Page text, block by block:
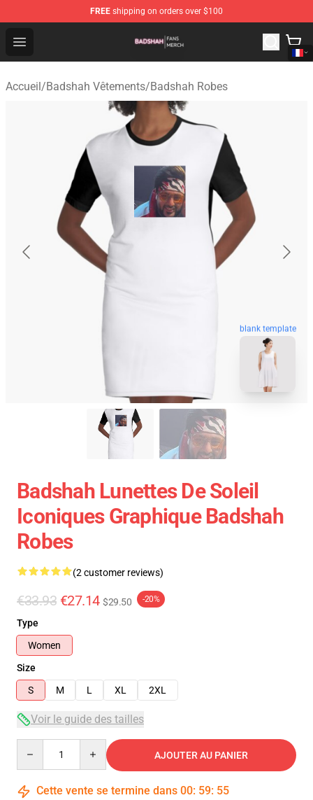
FREE shipping on orders over $100
Open menu
Badshah Shop - Official Badshah Merchandise Store
Accueil/Badshah Vêtements/Badshah Robes
blank template
Badshah Lunettes De Soleil
Iconiques Graphique Badshah
Robes
(2 customer reviews)
€33.93 €27.14 $29.50 -20%
Type
Women
Size
S
M L XL 2XL
Voir le guide des tailles
AJOUTER AU PANIER
Cette vente se termine dans 00: 59: 54